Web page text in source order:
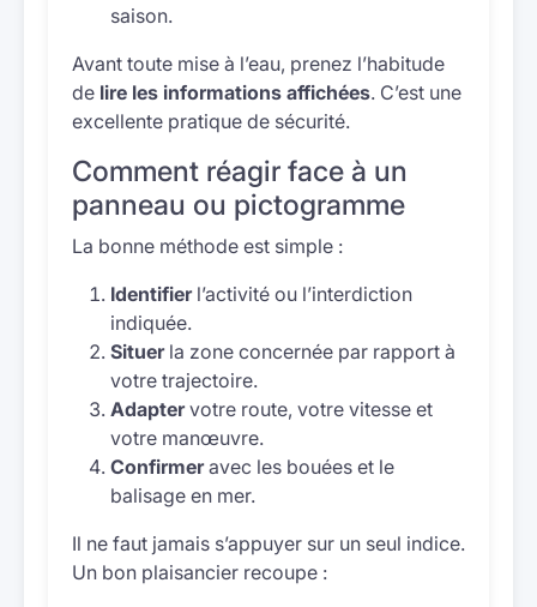
saison.
Avant toute mise à l’eau, prenez l’habitude
de lire les informations affichées. C’est une
excellente pratique de sécurité.
Comment réagir face à un
panneau ou pictogramme
La bonne méthode est simple :
Identifierl’activité ou l’interdiction
indiquée.
Situerla zone concernée par rapport à
votre trajectoire.
Adaptervotre route, votre vitesse et
votre manœuvre.
Confirmeravec les bouées et le
balisage en mer.
Il ne faut jamais s’appuyer sur un seul indice.
Un bon plaisancier recoupe :